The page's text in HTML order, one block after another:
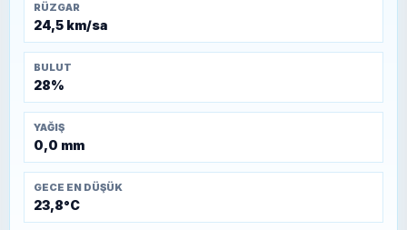
RÜZGAR
24,5 km/sa
BULUT
28%
YAĞIŞ
0,0 mm
GECE EN DÜŞÜK
23,8°C